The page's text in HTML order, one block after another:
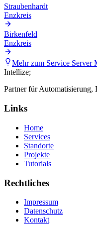
Straubenhardt
Enzkreis
Birkenfeld
Enzkreis
Mehr zum Service Server
Intellize;
Partner für Automatisierung,
Links
Home
Services
Standorte
Projekte
Tutorials
Rechtliches
Impressum
Datenschutz
Kontakt